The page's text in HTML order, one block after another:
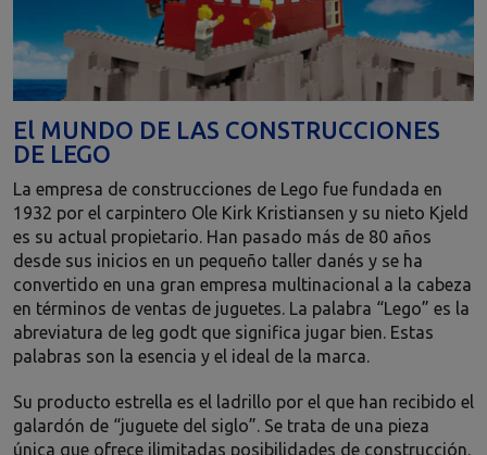
El MUNDO DE LAS CONSTRUCCIONES
DE LEGO
La empresa de construcciones de Lego fue fundada en
1932 por el carpintero Ole Kirk Kristiansen y su nieto Kjeld
es su actual propietario. Han pasado más de 80 años
desde sus inicios en un pequeño taller danés y se ha
convertido en una gran empresa multinacional a la cabeza
en términos de ventas de juguetes. La palabra “Lego” es la
abreviatura de leg godt que significa jugar bien. Estas
palabras son la esencia y el ideal de la marca.
Su producto estrella es el ladrillo por el que han recibido el
galardón de “juguete del siglo”. Se trata de una pieza
única que ofrece ilimitadas posibilidades de construcción.